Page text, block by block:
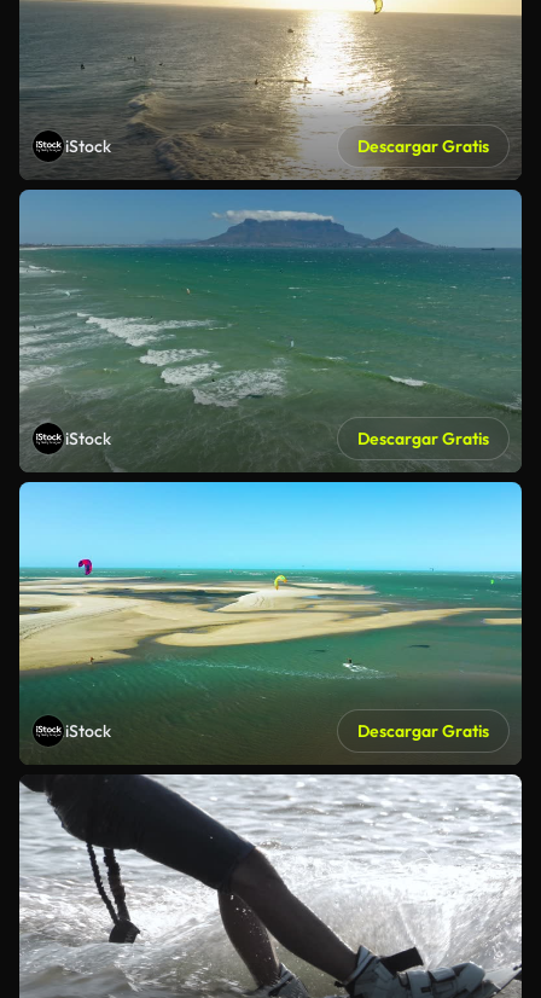
iStock Descargar Gratis
iStock Descargar Gratis
iStock Descargar Gratis